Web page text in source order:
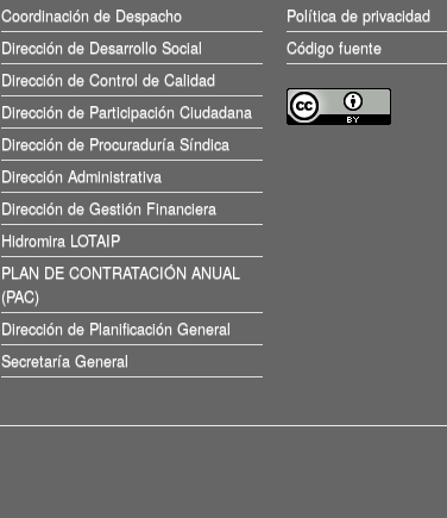
Coordinación de Despacho
Dirección de Desarrollo Social
Dirección de Control de Calidad
Dirección de Participación Ciudadana
Dirección de Procuraduría Síndica
Dirección Administrativa
Dirección de Gestión Financiera
Hidromira LOTAIP
PLAN DE CONTRATACIÓN ANUAL
(PAC)
Dirección de Planificación General
Secretaría General
Política de privacidad
Código fuente